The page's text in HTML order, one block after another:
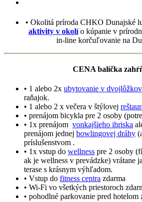
• Okolitá príroda CHKO Dunajské
aktivity v okolío kúpanie v
in-line korčuľovanie na
CENA balíčka
• 1 alebo 2x ubytovanie v
raňajok.
• 1 alebo 2 x večera v štýlovej
• prenájom bicykla pre 2 osoby
• 1x prenájom vonkajšieho ihriska
prenájom jednej bowlingovej dráhy
príslušenstvom .
• 1x vstup do wellness pre 2 osoby
ak je wellness v prevádzke) vrátane
terase s krásnym výhľadom.
• Vstup do fitness centra zdarma
• Wi-Fi vo všetkých priestoroch
• pohodlné parkovanie pred hotelom